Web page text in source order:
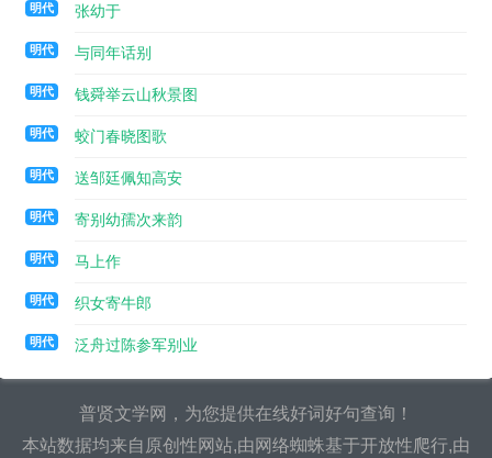
明代 张幼于
明代 与同年话别
明代 钱舜举云山秋景图
明代 蛟门春晓图歌
明代 送邹廷佩知高安
明代 寄别幼孺次来韵
明代 马上作
明代 织女寄牛郎
明代 泛舟过陈参军别业
普贤文学网，为您提供在线好词好句查询！
本站数据均来自原创性网站,由网络蜘蛛基于开放性爬行,由